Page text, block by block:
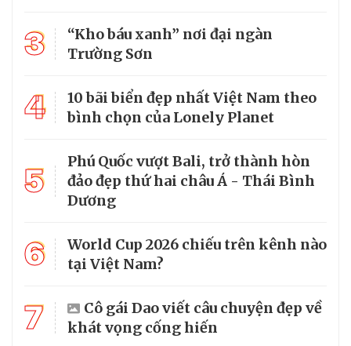
3
“Kho báu xanh” nơi đại ngàn
Trường Sơn
4
10 bãi biển đẹp nhất Việt Nam theo
bình chọn của Lonely Planet
5
Phú Quốc vượt Bali, trở thành hòn
đảo đẹp thứ hai châu Á - Thái Bình
Dương
6
World Cup 2026 chiếu trên kênh nào
tại Việt Nam?
7
Cô gái Dao viết câu chuyện đẹp về
khát vọng cống hiến